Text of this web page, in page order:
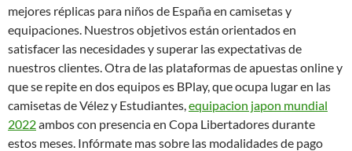
mejores réplicas para niños de España en camisetas y
equipaciones. Nuestros objetivos están orientados en
satisfacer las necesidades y superar las expectativas de
nuestros clientes. Otra de las plataformas de apuestas online y
que se repite en dos equipos es BPlay, que ocupa lugar en las
camisetas de Vélez y Estudiantes,equipacion japon mundial
2022ambos con presencia en Copa Libertadores durante
estos meses. Infórmate mas sobre las modalidades de pago